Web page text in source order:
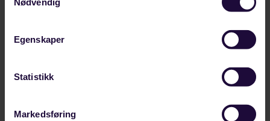
Egenskaper
Statistikk
Markedsføring
deltar i LAGs brigade. Du kan få dekket faste
medlemmer mellom 20 og 35 år kan søke
Kontakt vår internasjonale rådgiver
Amalie Hilde